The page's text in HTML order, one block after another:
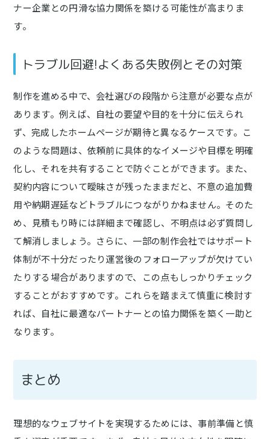
ナー企業との円滑な協力関係を築ける可能性が高まりま
す。
トラブル回避!よくある失敗例とその対策
制作を進める中で、会社選びの段階から注意が必要な点が
あります。例えば、自社の要望や目的を十分に伝えられ
ず、完成したホームページが期待と異なるケースです。こ
のような問題は、依頼前に具体的なイメージや目標を明確
化し、それを共有することで防ぐことができます。また、
契約内容について曖昧さが残ったままだと、不意の追加費
用や納期遅延などトラブルにつながりかねません。そのた
め、見積もり時には詳細まで確認し、不明点は必ず質問し
て解消しましょう。さらに、一部の制作会社ではサポート
体制が不十分だったり運営後のフォローアップが欠けてい
たりする場合がありますので、この点もしっかりチェック
することがおすすめです。これらを踏まえて慎重に検討す
れば、自社に最適なパートナーとの協力関係を築く一助と
なります。
まとめ
理想的なウェブサイトを実現するためには、事前準備と慎